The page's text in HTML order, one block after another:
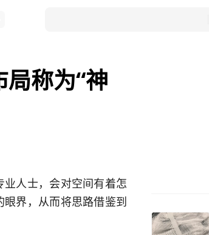
称为“神
人士，会对空间有着怎
界，从而将思路借鉴到